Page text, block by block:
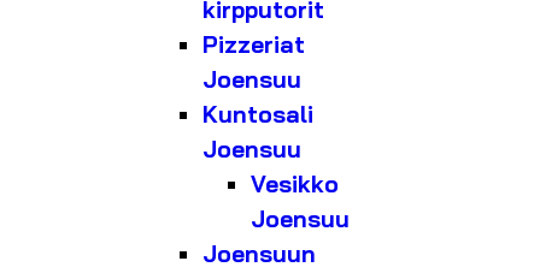
kirpputorit
Pizzeriat
Joensuu
Kuntosali
Joensuu
Vesikko
Joensuu
Joensuun